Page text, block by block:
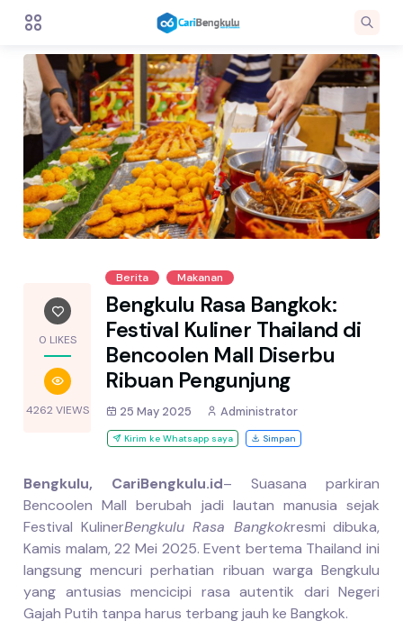
0 LIKES
4262 VIEWS
Berita Makanan
Bengkulu Rasa Bangkok:
Festival Kuliner Thailand di
Bencoolen Mall Diserbu
Ribuan Pengunjung
25 May 2025 Administrator
Kirim ke Whatsapp saya Simpan
Bengkulu, CariBengkulu.id– Suasana parkiran
Bencoolen Mall berubah jadi lautan manusia sejak
Festival KulinerBengkulu Rasa Bangkokresmi dibuka,
Kamis malam, 22 Mei 2025. Event bertema Thailand ini
langsung mencuri perhatian ribuan warga Bengkulu
yang antusias mencicipi rasa autentik dari Negeri
Gajah Putih tanpa harus terbang jauh ke Bangkok.